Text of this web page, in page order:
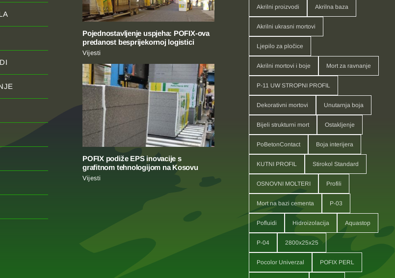
Pojednostavljenje uspjeha: POFIX-ova
predanost besprijekornoj logistici
Vijesti
POFIX podiže EPS inovacije s
grafitnom tehnologijom na Kosovu
Vijesti
Akrilni proizvodi Akrilna baza
Akrilni ukrasni mortovi
Ljepilo za pločice
Akrilni mortovi i boje Mort za ravnanje
P-11 UW STROPNI PROFIL
Dekorativni mortovi Unutarnja boja
Bijeli strukturni mort Ostakljenje
PoBetonContact Boja interijera
KUTNI PROFIL Stirokol Standard
OSNOVNI MOLTERI Profili
Mort na bazi cementa P-03
Pofluidi Hidroizolacija Aquastop
P-04 2800x25x25
Pocolor Univerzal POFIX PERL